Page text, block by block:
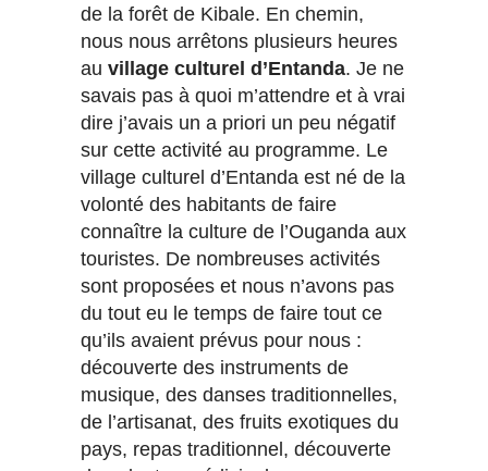
de la forêt de Kibale. En chemin,
nous nous arrêtons plusieurs heures
au village culturel d’Entanda. Je ne
savais pas à quoi m’attendre et à vrai
dire j’avais un a priori un peu négatif
sur cette activité au programme. Le
village culturel d’Entanda est né de la
volonté des habitants de faire
connaître la culture de l’Ouganda aux
touristes. De nombreuses activités
sont proposées et nous n’avons pas
du tout eu le temps de faire tout ce
qu’ils avaient prévus pour nous :
découverte des instruments de
musique, des danses traditionnelles,
de l’artisanat, des fruits exotiques du
pays, repas traditionnel, découverte